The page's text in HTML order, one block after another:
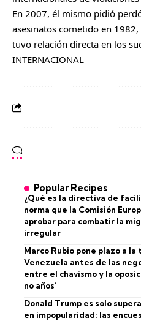
En 2007, él mismo pidió
asesinatos cometido en
tuvo relación directa en los
INTERNACIONAL
Popular Recipes
¿Qué es la directiva de
norma que la Comisión
aprobar para combatir la
irregular
Marco Rubio pone plazo a la
Venezuela antes de las
entre el chavismo y la
no años’
Donald Trump es solo
en impopularidad: las